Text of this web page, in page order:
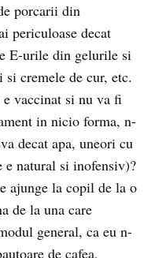
porcarii din
periculoase decat
E-urile din gelurile si
si cremele de cur, etc.
vaccinat si nu va fi
in nicio forma, n-
decat apa, uneori cu
e natural si inofensiv)?
ajunge la copil de la o
de la una care
general, ca eu n-
de cafea,